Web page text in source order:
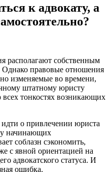
к адвокату, а
располагают собственным
правовые отношения
изменяемые во времени,
штатному юристу
всех тонкостях возникающих
идти о привлечении юриста
у начинающих
соблазн сэкономить,
с явной ориентацией на
адвокатского статуса. И
ошибка.